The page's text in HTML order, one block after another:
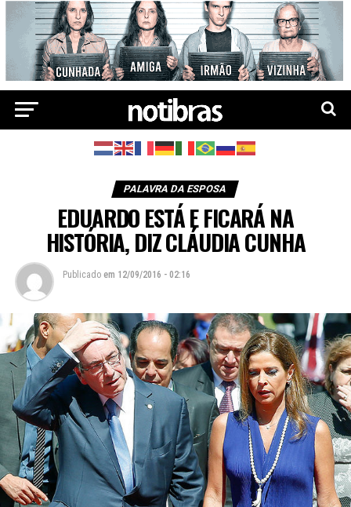
PALAVRA DA ESPOSA
EDUARDO ESTÁ E FICARÁ NA
HISTÓRIA, DIZ CLÁUDIA CUNHA
Publicado em 12/09/2016 - 02:16